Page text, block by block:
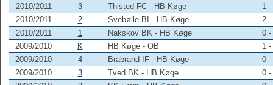
2010/2011
3 Thisted FC - HB Køge
1 -
2010/2011
2 Svebølle BI - HB Køge
2 -
2010/2011
1 Nakskov BK - HB Køge
0 -
2009/2010
K HB Køge - OB
1 -
2009/2010
4 Brabrand IF - HB Køge
0 -
2009/2010
3 Tved BK - HB Køge
0 -